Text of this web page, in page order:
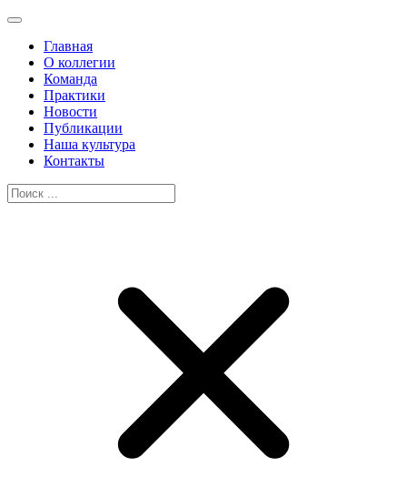
Главная
О коллегии
Команда
Практики
Новости
Публикации
Наша культура
Контакты